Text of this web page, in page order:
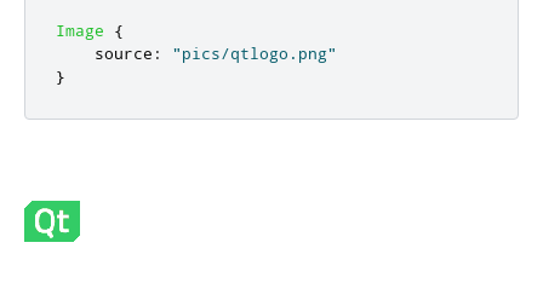
Image
{
source :
"pics/qtlogo.png"
}